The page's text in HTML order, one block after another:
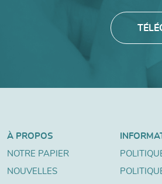
À PROPOS
NOTRE PAPIER
NOUVELLES